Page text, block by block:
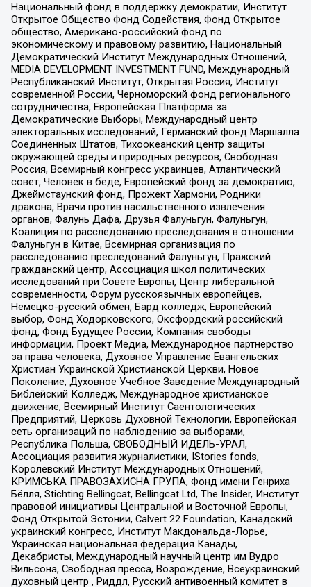
Национальный фонд в поддержку демократии, Институт
Открытое Общество Фонд Содействия, Фонд Открытое
общество, Американо-российский фонд по
экономическому и правовому развитию, Национальный
Демократический Институт Международных Отношений,
MEDIA DEVELOPMENT INVESTMENT FUND, Международный
Республиканский Институт, Открытая Россия, Институт
современной России, Черноморский фонд регионального
сотрудничества, Европейская Платформа за
Демократические Выборы, Международный центр
электоральных исследований, Германский фонд Маршалла
Соединенных Штатов, Тихоокеанский центр защиты
окружающей среды и природных ресурсов, Свободная
Россия, Всемирный конгресс украинцев, Атлантический
совет, Человек в беде, Европейский фонд за демократию,
Джеймстаунский фонд, Прожект Хармони, Родники
дракона, Врачи против насильственного извлечения
органов, Фалунь Дафа, Друзья Фалуньгун, Фалуньгун,
Коалиция по расследованию преследования в отношении
Фалуньгун в Китае, Всемирная организация по
расследованию преследований Фалуньгун, Пражский
гражданский центр, Ассоциация школ политических
исследований при Совете Европы, Центр либеральной
современности, Форум русскоязычных европейцев,
Немецко-русский обмен, Бард колледж, Европейский
выбор, Фонд Ходорковского, Оксфордский российский
фонд, Фонд Будущее России, Компания свободы
информации, Проект Медиа, Международное партнерство
за права человека, Духовное Управление Евангельских
Христиан Украинской Христианской Церкви, Новое
Поколение, Духовное Учебное Заведение Международный
Библейский Колледж, Международное христианское
движение, Всемирный Институт Саентологических
Предприятий, Церковь Духовной Технологии, Европейская
сеть организаций по наблюдению за выборами,
Республика Польша, СВОБОДНЫЙ ИДЕЛЬ-УРАЛ,
Ассоциация развития журналистики, IStories fonds,
Королевский Институт Международных Отношений,
КРИМСЬКА ПРАВОЗАХИСНА ГРУПА, Фонд имени Генриха
Бёлля, Stichting Bellingcat, Bellingcat Ltd, The Insider, Институт
правовой инициативы Центральной и Восточной Европы,
Фонд Открытой Эстонии, Calvert 22 Foundation, Канадский
украинский конгресс, Институт Макдональда-Лорье,
Украинская национальная федерация Канады,
Декабристы, Международный научный центр им Вудро
Вильсона, Свободная пресса, Возрождение, Всеукраинский
духовный центр , Риддл, Русский антивоенный комитет в